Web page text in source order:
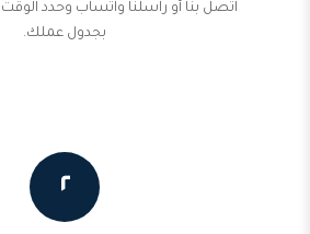
اتصل بنا أو راسلنا واتساب وحدد
بجدول عملك.
٢